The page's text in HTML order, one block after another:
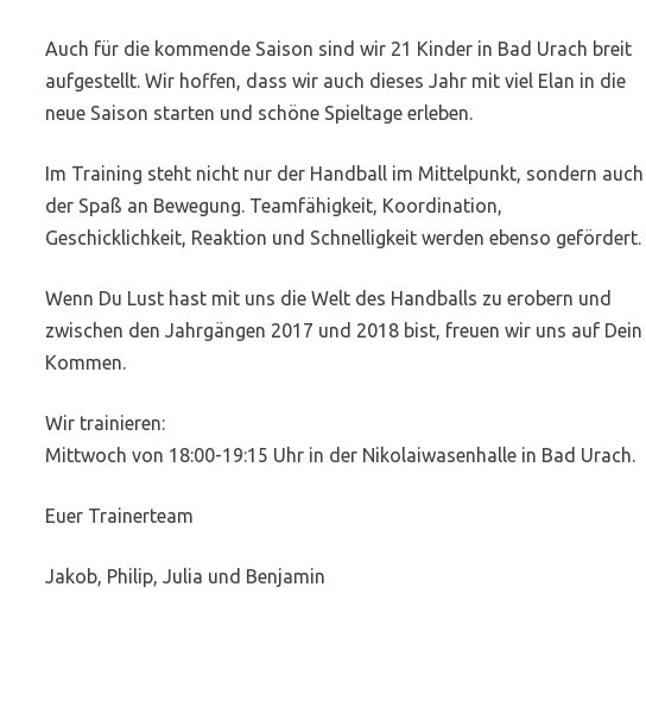
Auch für die kommende Saison sind wir 21 Kinder in Bad Urach breit
aufgestellt. Wir hoffen, dass wir auch dieses Jahr mit viel Elan in die
neue Saison starten und schöne Spieltage erleben.
Im Training steht nicht nur der Handball im Mittelpunkt, sondern auch
der Spaß an Bewegung. Teamfähigkeit, Koordination,
Geschicklichkeit, Reaktion und Schnelligkeit werden ebenso gefördert.
Wenn Du Lust hast mit uns die Welt des Handballs zu erobern und
zwischen den Jahrgängen 2017 und 2018 bist, freuen wir uns auf Dein
Kommen.
Wir trainieren:
Mittwoch von 18:00-19:15 Uhr in der Nikolaiwasenhalle in Bad Urach.
Euer Trainerteam
Jakob, Philip, Julia und Benjamin